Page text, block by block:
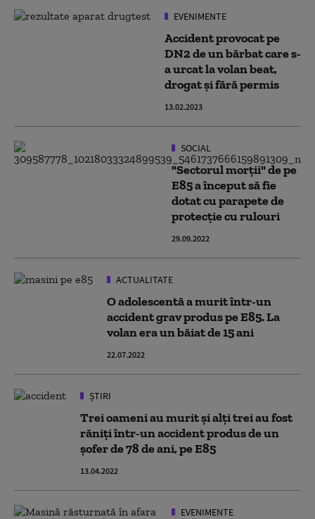
EVENIMENTE
Accident provocat pe
DN2 de un bărbat care s-
a urcat la volan beat,
drogat și fără permis
13.02.2023
SOCIAL
"Sectorul morții" de pe
E85 a început să fie
dotat cu parapete de
protecție cu rulouri
29.09.2022
ACTUALITATE
O adolescentă a murit într-un
accident grav produs pe E85. La
volan era un băiat de 15 ani
22.07.2022
ȘTIRI
Trei oameni au murit și alți trei au fost
răniți într-un accident produs de un
şofer de 78 de ani, pe E85
13.04.2022
EVENIMENTE